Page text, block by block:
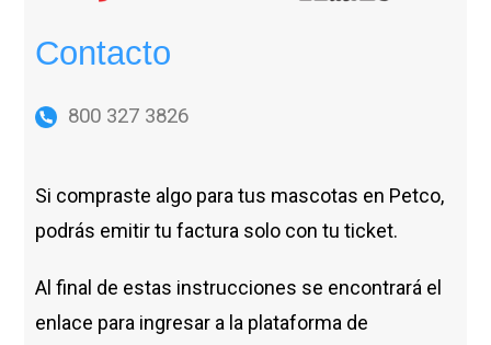
Contacto
800 327 3826
Si compraste algo para tus mascotas en Petco,
podrás emitir tu factura solo con tu ticket.
Al final de estas instrucciones se encontrará el
enlace para ingresar a la plataforma de